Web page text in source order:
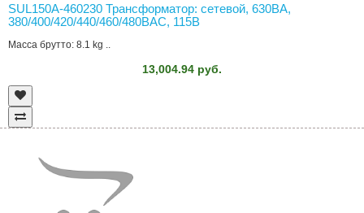
SUL150A-460230 Трансформатор: сетевой, 630ВА,
380/400/420/440/460/480ВAC, 115В
Масса брутто: 8.1 kg ..
13,004.94 руб.